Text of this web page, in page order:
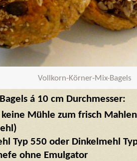
Vollkorn-Körner-Mix-Bagels
á 10 cm Durchmesser:
Mühle zum frisch
Typ 550 oder Dinkelmehl
ohne Emulgator